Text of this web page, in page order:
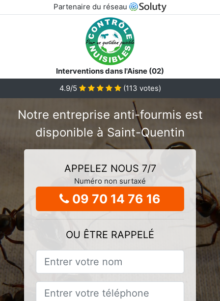
Partenaire du réseau
Interventions dans l'Aisne (02)
4.9/5
(113 votes)
Notre entreprise anti-fourmis est
disponible à Saint-Quentin
APPELEZ NOUS 7/7
Numéro non surtaxé
09 70 14 76 16
OU ÊTRE RAPPELÉ